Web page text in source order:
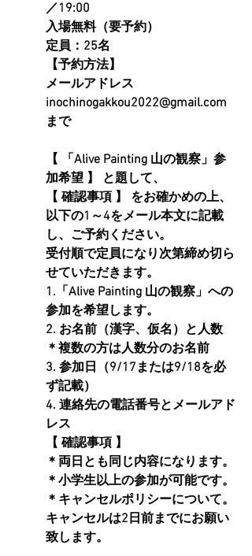
／19:00
入場無料（要予約）
定員：25名
【予約方法】
メールアドレス
inochinogakkou2022@gmail.com
まで
【 「Alive Painting 山の観察」参
加希望 】 と題して、
【 確認事項 】 をお確かめの上、
以下の1～4をメール本文に記載
し、ご予約ください。
受付順で定員になり次第締め切ら
せていただきます。
1.「Alive Painting 山の観察」への
参加を希望します。
2. お名前（漢字、仮名）と人数
＊複数の方は人数分のお名前
3. 参加日（9/17または9/18を必
ず記載）
4. 連絡先の電話番号とメールアド
レス
【 確認事項 】
＊両日とも同じ内容になります。
＊小学生以上の参加が可能です。
＊キャンセルポリシーについて。
キャンセルは2日前までにお願い
致します。